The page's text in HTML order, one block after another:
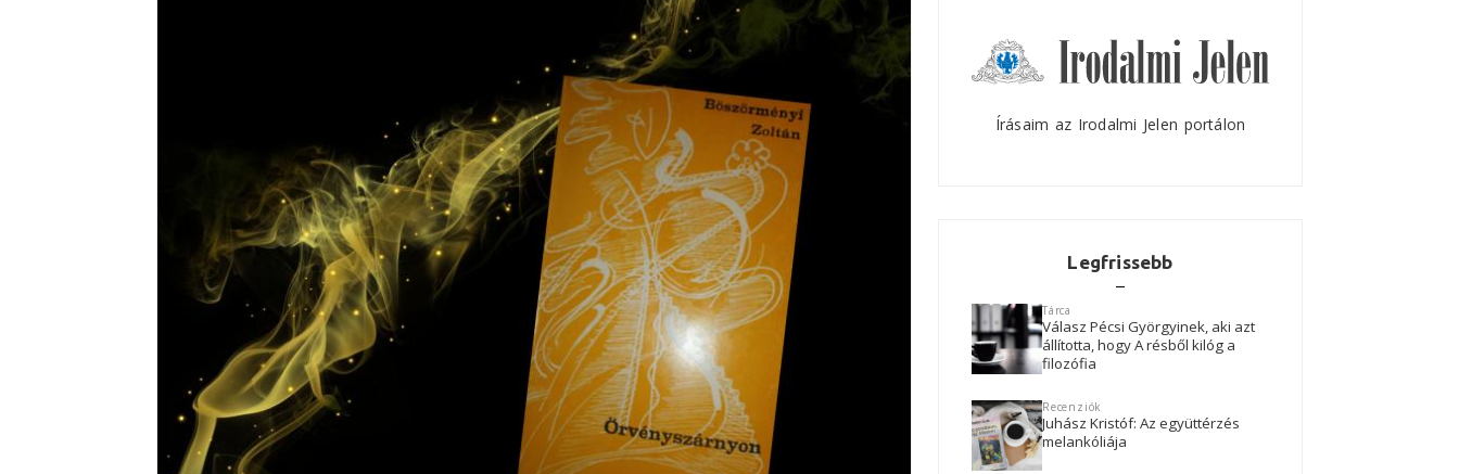
Írásaim az Irodalmi Jelen portálon
Legfrissebb
Tárca
Válasz Pécsi Györgyinek, aki azt
állította, hogy A résből kilóg a
filozófia
Recenziók
Juhász Kristóf: Az együttérzés
melankóliája